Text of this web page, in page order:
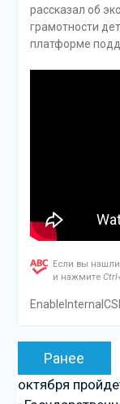
рассказал об
грамотности
платформе
Если вы нашли
и нажмите
Навигация
записям
Ранее
октября